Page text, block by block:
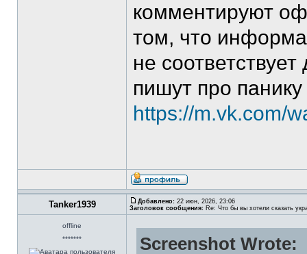
комментируют
том, что
не
пишут про
https://m.vk.com/
Tanker1939 Добавлено: 22 июн, 2026, 23:06
Заголовок сообщения: Re: Что бы вы хотели сказать
offline
*******
Screenshot Wrote: